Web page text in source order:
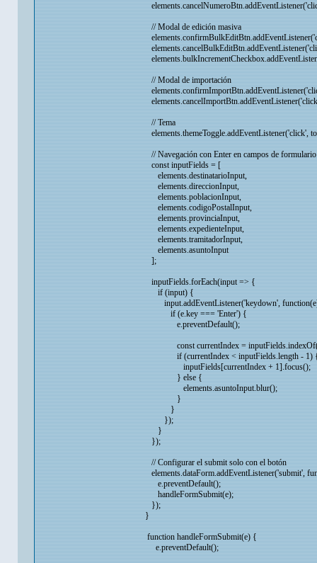
// Modal de edición masiva
// Modal de importación
// Tema
elements.themeToggle.addEventListener('click',
// Navegación con Enter en campos de formulario
const inputFields = [
elements.destinatarioInput,
elements.direccionInput,
elements.poblacionInput,
elements.codigoPostalInput,
elements.provinciaInput,
elements.expedienteInput,
elements.tramitadorInput,
elements.asuntoInput
];
inputFields.forEach(input => {
if (input) {
input.addEventListener('keydown',
if (e.key === 'Enter') {
e.preventDefault();
const currentIndex =
if (currentIndex < inputFields.length - 1)
inputFields[currentIndex + 1].focus();
} else {
elements.asuntoInput.blur();
}
}
});
}
});
// Configurar el submit solo con el botón
elements.dataForm.addEventListener('submit',
e.preventDefault();
handleFormSubmit(e);
});
}
function handleFormSubmit(e) {
e.preventDefault();